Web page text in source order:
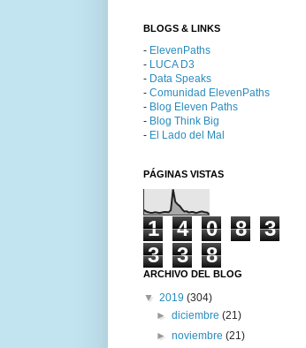
BLOGS & LINKS
- ElevenPaths
- LUCA D3
- Data Speaks
- Comunidad ElevenPaths
- Blog Eleven Paths
- Blog Think Big
- El Lado del Mal
PÁGINAS VISTAS
1 4 0 8
3
3
3 8
ARCHIVO DEL BLOG
▼ 2019 (304)
►diciembre(21)
►noviembre(21)